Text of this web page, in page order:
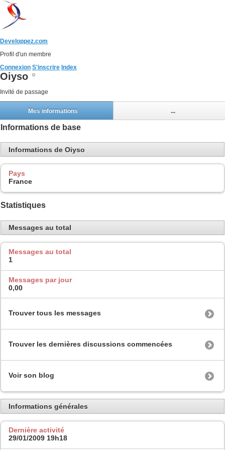
Developpez.com
Profil d'un membre
Connexion S'inscrire Index
Oiyso
Invité de passage
Mes informations ...
Informations de base
Informations de Oiyso
Pays
France
Statistiques
Messages au total
Messages au total
1
Messages par jour
0,00
Trouver tous les messages
Trouver les dernières discussions commencées
Voir son blog
Informations générales
Dernière activité
29/01/2009 19h18